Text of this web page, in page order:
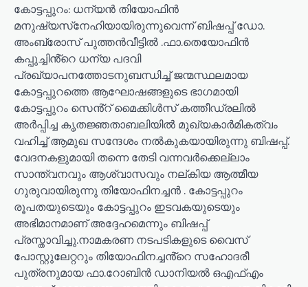
കോട്ടപ്പുറം: ധന്യൻ തിയോഫിൻ
മനുഷ്യസ്‌നേഹിയായിരുന്നുവെന്ന് ബിഷപ്പ് ഡോ.
അംബ്രോസ് പുത്തൻവീട്ടിൽ .ഫാ.തെയോഫിൻ
കപ്പുച്ചിൻ്റെ ധന്യ പദവി
പ്രഖ്യാപനത്തോടനുബന്ധിച്ച് ജന്മസ്ഥലമായ
കോട്ടപ്പുറത്തെ ആഘോഷങ്ങളുടെ ഭാഗമായി
കോട്ടപ്പുറം സെൻ്റ് മൈക്കിൾസ് കത്തീഡ്രലിൽ
അർപ്പിച്ച കൃതജ്ഞതാബലിയിൽ മുഖ്യകാർമികത്വം
വഹിച്ച് ആമുഖ സന്ദേശം നൽകുകയായിരുന്നു ബിഷപ്പ്.
വേദനകളുമായി തന്നെ തേടി വന്നവർക്കെല്ലാം
സാന്ത്വനവും ആശ്വാസവും നല്കിയ ആത്മീയ
ഗുരുവായിരുന്നു തിയോഫിനച്ചൻ . കോട്ടപ്പുറം
രൂപതയുടെയും കോട്ടപ്പുറം ഇടവകയുടെയും
അഭിമാനമാണ് അദ്ദേഹമെന്നും ബിഷപ്പ്
പ്രസ്താവിച്ചു.നാമകരണ നടപടികളുടെ വൈസ്
പോസ്റ്റുലേറ്ററും തിയോഫിനച്ചൻ്റെ സഹോദരീ
പുത്രനുമായ ഫാ.റോബിൻ ഡാനിയൽ ഒഎഫ്എം